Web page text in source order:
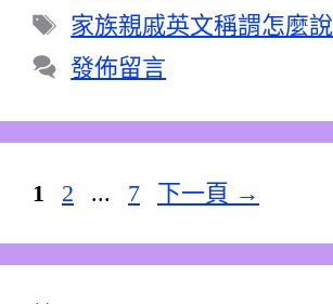
類
標
籤
家族親戚英文稱謂怎麼說
發佈留言
頁
1
頁
2 ...
頁
7 下一頁 →